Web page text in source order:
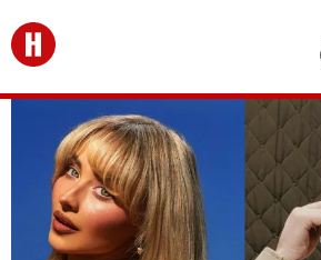
Перейти на главную